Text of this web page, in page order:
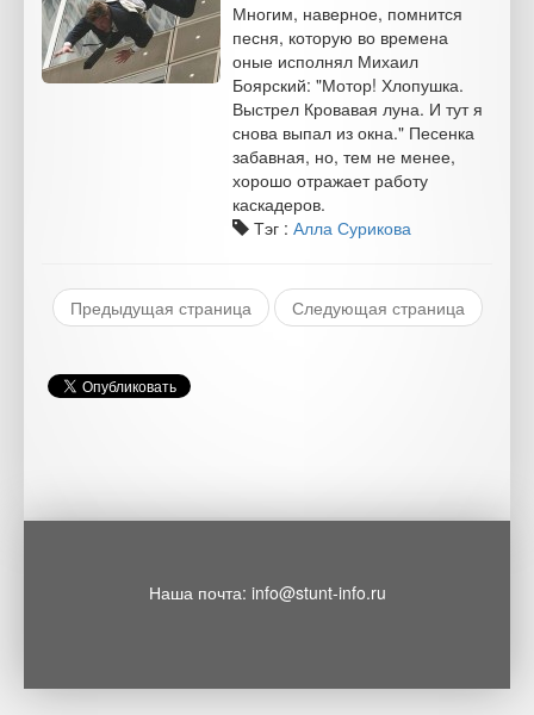
Многим, наверное, помнится
песня, которую во времена
оные исполнял Михаил
Боярский: "Мотор! Хлопушка.
Выстрел Кровавая луна. И тут я
снова выпал из окна." Песенка
забавная, но, тем не менее,
хорошо отражает работу
каскадеров.
Тэг : Алла Сурикова
Предыдущая страница Следующая страница
Наша почта: info@stunt-info.ru